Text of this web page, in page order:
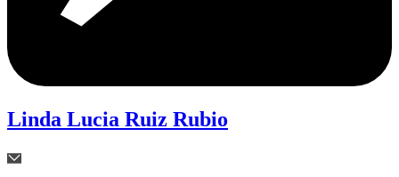
Linda Lucia Ruiz Rubio